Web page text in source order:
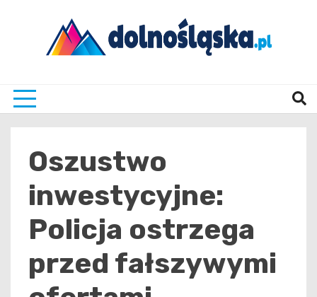
Oszustwo
inwestycyjne:
Policja ostrzega
przed fałszywymi